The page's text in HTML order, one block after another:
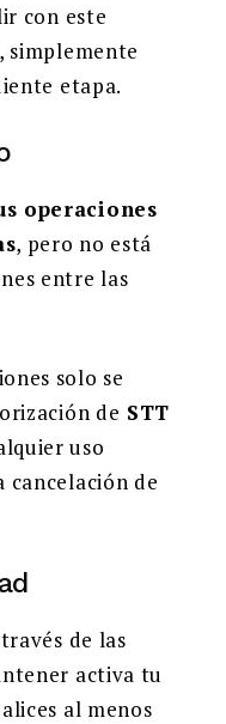
con este
etapa.
operaciones
, pero no está
entre las
solo se
de STT
uso
de
de las
activa tu
al menos